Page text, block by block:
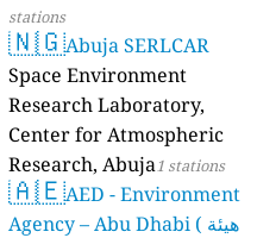
stations
🇳🇬Abuja SERLCAR
Space Environment
Research Laboratory,
Center for Atmospheric
Research, Abuja1 stations
🇦🇪AED - Environment
Agency – Abu Dhabi ( هيئة